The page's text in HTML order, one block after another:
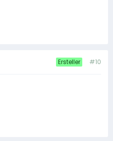
Ersteller #10